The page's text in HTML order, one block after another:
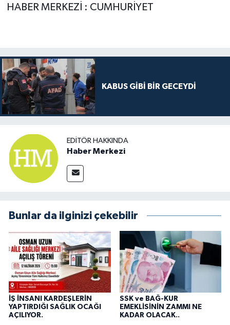
HABER MERKEZİ : CUMHURİYET
KABUS GİBİ BİR GECEYDİ
EDITÖR HAKKINDA
Haber Merkezi
Bunlar da ilginizi çekebilir
İŞ İNSANI KARDEŞLERİN
YAPTIRDIĞI SAĞLIK OCAĞI
AÇILIYOR.
SSK ve BAĞ-KUR
EMEKLİSİNİN ZAMMI NE
KADAR OLACAK..